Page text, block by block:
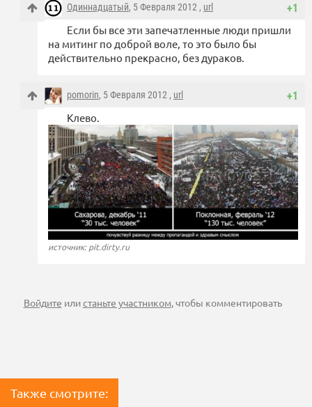
+1
Одиннадцатый, 5 Февраля 2012 , url
Если бы все эти запечатленные люди пришли
на митинг по доброй воле, то это было бы
действительно прекрасно, без дураков.
+1
pomorin, 5 Февраля 2012 , url
Клево.
источник: pit.dirty.ru
Войдите илистаньте участником, чтобы комментировать
Также смотрите: